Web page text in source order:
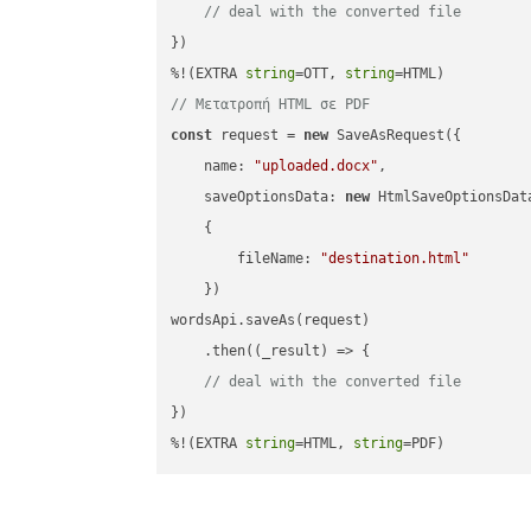
// deal with the converted file
})
%!(EXTRA string=OTT, string
// Μετατροπή HTML σε PDF
const request = new SaveAsRequest({
name: "uploaded.docx" ,
saveOptionsData: new
    {
fileName:
"destination.html"
    })
wordsApi.saveAs(request)
    .then(
( _result ) => {
// deal with the converted file
})
%!(EXTRA string=HTML, string=PDF)